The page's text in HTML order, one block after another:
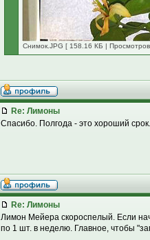
Снимок.JPG [ 158.16 КБ |
Re: Лимоны
Спасибо. Полгода - это хороший
Re: Лимоны
Лимон Мейера скороспелый. Если
по 1 шт. в неделю. Главное, чтобы